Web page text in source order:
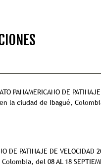
DE PATINAJE
en la ciudad de Ibagué,
PATINAJE DE VELOCIDAD
del 08 AL 18